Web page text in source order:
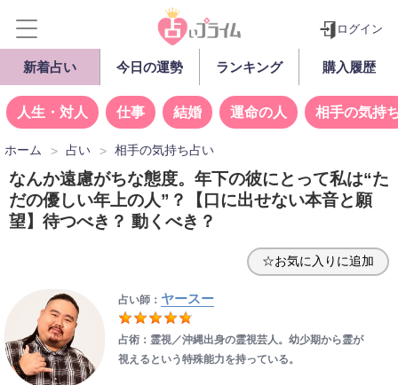
ログイン
新着占い 今日の運勢 ランキング 購入履歴
人生・対人 仕事 結婚 運命の人 相手の気持
ホーム 占い 相手の気持ち占い
なんか遠慮がちな態度。年下の彼にとって私は“た
だの優しい年上の人”？【口に出せない本音と願
望】待つべき？ 動くべき？
☆お気に入りに追加
占い師： ヤースー
占術：霊視／沖縄出身の霊視芸人。幼少期から霊が
視えるという特殊能力を持っている。